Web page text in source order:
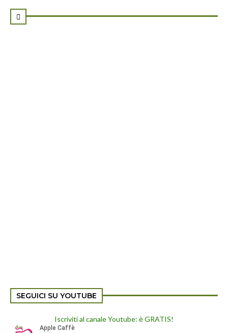

SEGUICI SU YOUTUBE
Iscriviti al canale Youtube: è GRATIS!